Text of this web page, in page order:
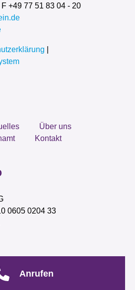
+49 77 51 83 04 - 20
|
Über uns
Kontakt
0605 0204 33
Anrufen